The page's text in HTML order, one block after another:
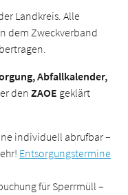
Landkreis. Alle
dem Zweckverband
Abfallkalender,
denZAOE geklärt
individuell abrufbar –
Entsorgungstermine
für Sperrmüll –